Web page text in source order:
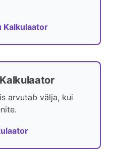
Kalkulaator
arvutab välja, kui